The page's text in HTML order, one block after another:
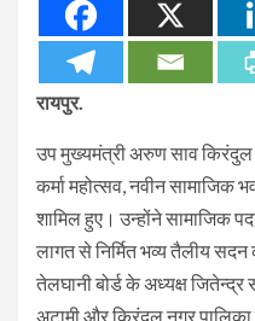
रायपुर.
उप मुख्यमंत्री अरुण साव किरंदुल
कर्मा महोत्सव, नवीन सामाजिक
शामिल हुए। उन्होंने सामाजिक
लागत से निर्मित भव्य तैलीय
तेलघानी बोर्ड के अध्यक्ष
अटामी और किरंदुल नगर पालिका